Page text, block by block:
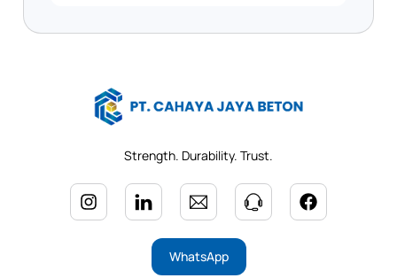
Strength. Durability. Trust.
WhatsApp